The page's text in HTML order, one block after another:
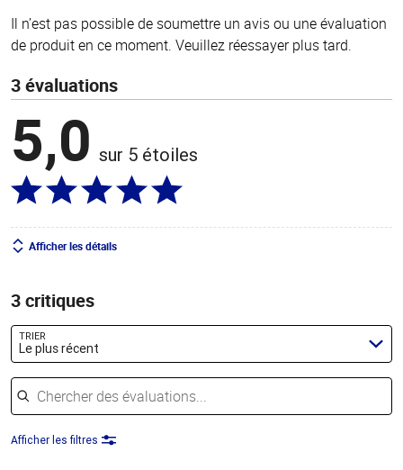
Il n’est pas possible de soumettre un avis ou une évaluation
de produit en ce moment. Veuillez réessayer plus tard.
3 évaluations
5,0 sur 5 étoiles
Afficher les détails
3 critiques
TRIER
Le plus récent
Chercher des évaluations
Afficher les filtres